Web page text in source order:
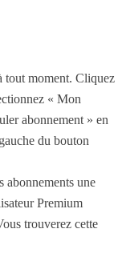
tout moment. Cliquez
« Mon
abonnement » en
du bouton
abonnements une
Premium
trouverez cette